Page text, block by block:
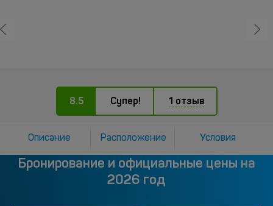
8.5 Супер! 1 отзыв
Описание Расположение Условия
Бронирование и официальные цены на
2026 год